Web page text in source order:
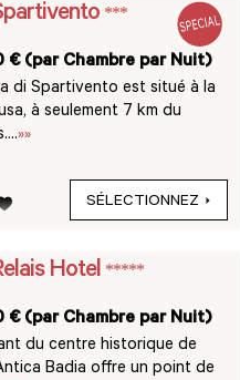
***
€ (par Chambre par Nuit)
di Spartivento est situé à la
à seulement 7 km du
»»
SÉLECTIONNEZ
Hotel *****
€ (par Chambre par Nuit)
du centre historique de
Badia offre un point de